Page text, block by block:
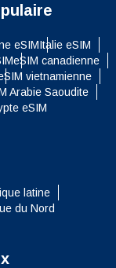
eSIMItalie eSIM
eSIM canadienne
vietnamienne
Arabie Saoudite
eSIM
latine
du Nord